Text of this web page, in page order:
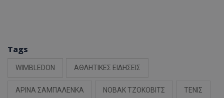
Tags
WIMBLEDON ΑΘΛΗΤΙΚΕΣ ΕΙΔΗΣΕΙΣ
ΑΡΙΝΑ ΣΑΜΠΑΛΕΝΚΑ ΝΟΒΑΚ ΤΖΟΚΟΒΙΤΣ ΤΕΝΙΣ